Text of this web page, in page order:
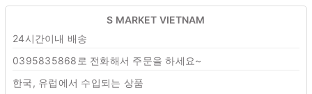
S MARKET VIETNAM
24시간이내 배송
0395835868로 전화해서 주문을 하세요~
한국, 유럽에서 수입되는 상품